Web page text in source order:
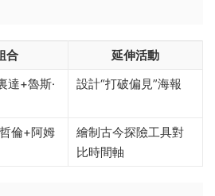
合
延伸活動
達+魯斯·
設計“打破偏見”海報
倫+阿姆
繪制古今探險工具對
比時間軸